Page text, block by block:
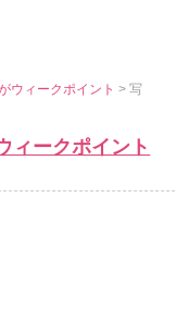
ウィークポイント> 写
ィークポイント